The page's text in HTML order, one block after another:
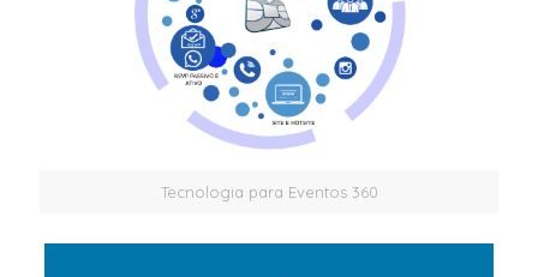
Tecnologia para Eventos 360